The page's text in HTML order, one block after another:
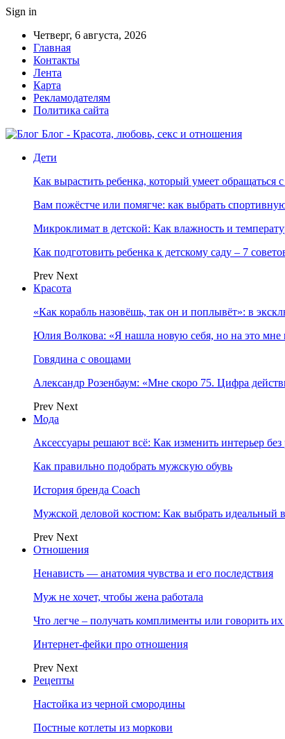
Sign in
Четверг, 6 августа, 2026
Главная
Контакты
Лента
Карта
Рекламодателям
Политика сайта
Блог - Красота, любовь, секс и отношения
Дети
Как вырастить ребенка, который умеет
Вам пожёстче или помягче: как выбрать
Микроклимат в детской: Как влажность и
Как подготовить ребенка к детскому саду – 7
Prev Next
Красота
«Как корабль назовёшь, так он и поплывёт»: в
Юлия Волкова: «Я нашла новую себя, но на это мне
Говядина с овощами
Александр Розенбаум: «Мне скоро 75. Цифра
Prev Next
Мода
Аксессуары решают всё: Как изменить интерьер без
Как правильно подобрать мужскую обувь
История бренда Coach
Мужской деловой костюм: Как выбрать идеальный
Prev Next
Отношения
Ненависть — анатомия чувства и его последствия
Муж не хочет, чтобы жена работала
Что легче – получать комплименты или говорить
Интернет-фейки про отношения
Prev Next
Рецепты
Настойка из черной смородины
Постные котлеты из моркови